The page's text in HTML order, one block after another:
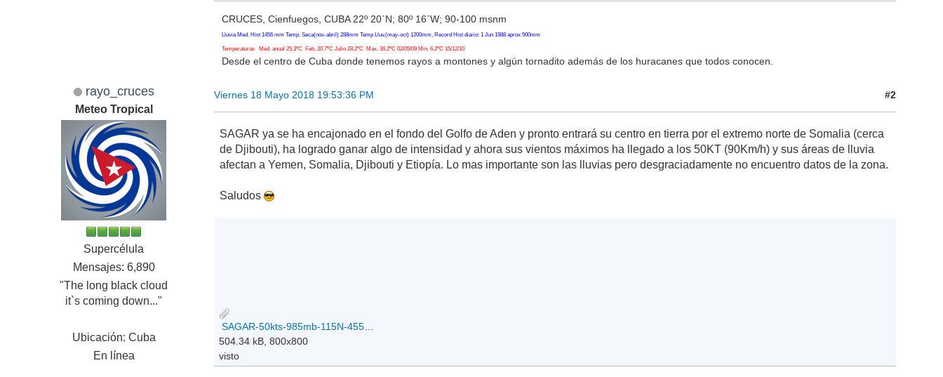
CRUCES, Cienfuegos, CUBA 22º 20`N; 80º 16`W; 90-100 msnm
Lluvia Med. Hist 1456 mm Temp. Seca(nov-abril) 288mm Temp Lluv.(may-oct) 1200mm, Record Hist diario: 1 Jun 1988 aprox 500mm
Temperaturas Med. anual 25.3ºC Feb. 20.7ºC Julio 28.2ºC Max. 36.2ºC 02/05/09 Min. 6.2ºC 15/12/10
Desde el centro de Cuba donde tenemos rayos a montones y algún tornadito además de los huracanes que todos conocen.
rayo_cruces
Meteo Tropical
Supercélula
Mensajes: 6,890
"The long black cloud
it`s coming down..."
Ubicación: Cuba
En línea
Viernes 18 Mayo 2018 19:53:36 PM #2
SAGAR ya se ha encajonado en el fondo del Golfo de Aden y pronto entrará su centro en tierra por el extremo norte de Somalia (cerca
de Djibouti), ha logrado ganar algo de intensidad y ahora sus vientos máximos ha llegado a los 50KT (90Km/h) y sus áreas de lluvia
afectan a Yemen, Somalia, Djibouti y Etiopía. Lo mas importante son las lluvias pero desgraciadamente no encuentro datos de la zona.
Saludos
504.34 kB, 800x800
visto